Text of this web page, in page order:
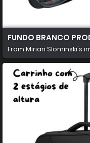
FUNDO BRANCO
From Mirian Slominski's